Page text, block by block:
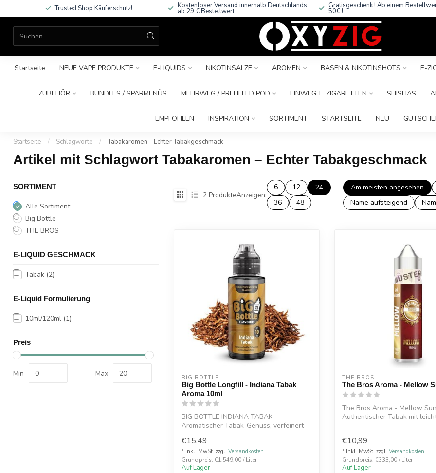
Trusted Shop Käuferschutz! Kostenloser Versand innerhalb Deutschlands
ab 29 € Bestellwert
Gratisgeschenk ! Ab einem
50€ !
Startseite NEUE VAPE PRODUKTE E-LIQUIDS NIKOTINSALZE AROMEN BASEN & NIKOTINSHOTS E-
ZUBEHÖR BUNDLES / SPARMENÜS MEHRWEG / PREFILLED POD EINWEG-E-ZIGARETTEN SHISHAS
EMPFOHLEN INSPIRATION SORTIMENT STARTSEITE NEU
Startseite / Schlagworte / Tabakaromen – Echter Tabakgeschmack
Artikel mit Schlagwort Tabakaromen – Echter Tabakgeschmack
SORTIMENT
Alle Sortiment
Big Bottle
THE BROS
E-LIQUID GESCHMACK
Tabak (2)
E-Liquid Formulierung
10ml/120ml (1)
Preis
Min Max
2 ProdukteAnzeigen:
6 12
24
36
48
Am meisten angesehen
Name aufsteigend
BIG BOTTLE
Big Bottle Longfill - Indiana Tabak
Aroma 10ml
BIG BOTTLE INDIANA TABAK
Aromatischer Tabak-Genuss, verfeinert
€15,49
* Inkl. MwSt. zzgl. Versandkosten
Grundpreis: €1.549,00 / Liter
Auf Lager
THE BROS
The Bros Aroma - Mellow
The Bros Aroma - Mellow
Authentischer Tabak mit
€10,99
* Inkl. MwSt. zzgl. Versandkosten
Grundpreis: €333,00 / Liter
Auf Lager